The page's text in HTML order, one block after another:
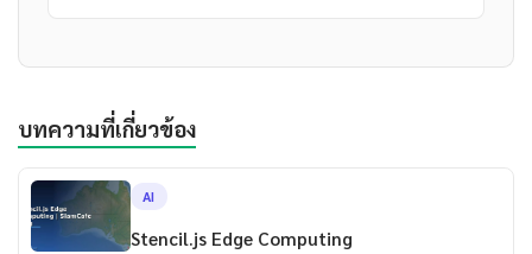
บทความที่เกี่ยวข้อง
AI
Stencil.js Edge Computing